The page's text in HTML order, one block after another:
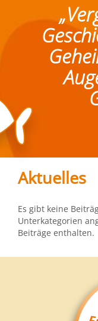
Aktuelles
Es gibt keine
Unterkategorien
Beiträge enthalten.